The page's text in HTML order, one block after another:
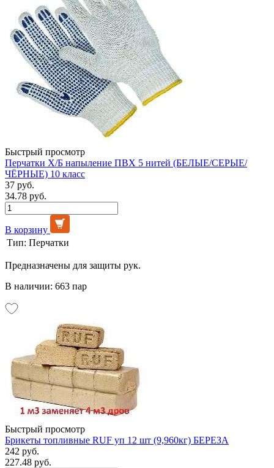
Быстрый просмотр
Перчатки Х/Б напыление ПВХ 5 нитей (БЕЛЫЕ/СЕРЫЕ/
ЧЁРНЫЕ) 10 класс
37 руб.
34.78 руб.
В корзину
Тип: Перчатки
Предназначены для защиты рук.
В наличии: 663 пар
Быстрый просмотр
Брикеты топливные RUF уп 12 шт (9,960кг) БЕРЕЗА
242 руб.
227.48 руб.